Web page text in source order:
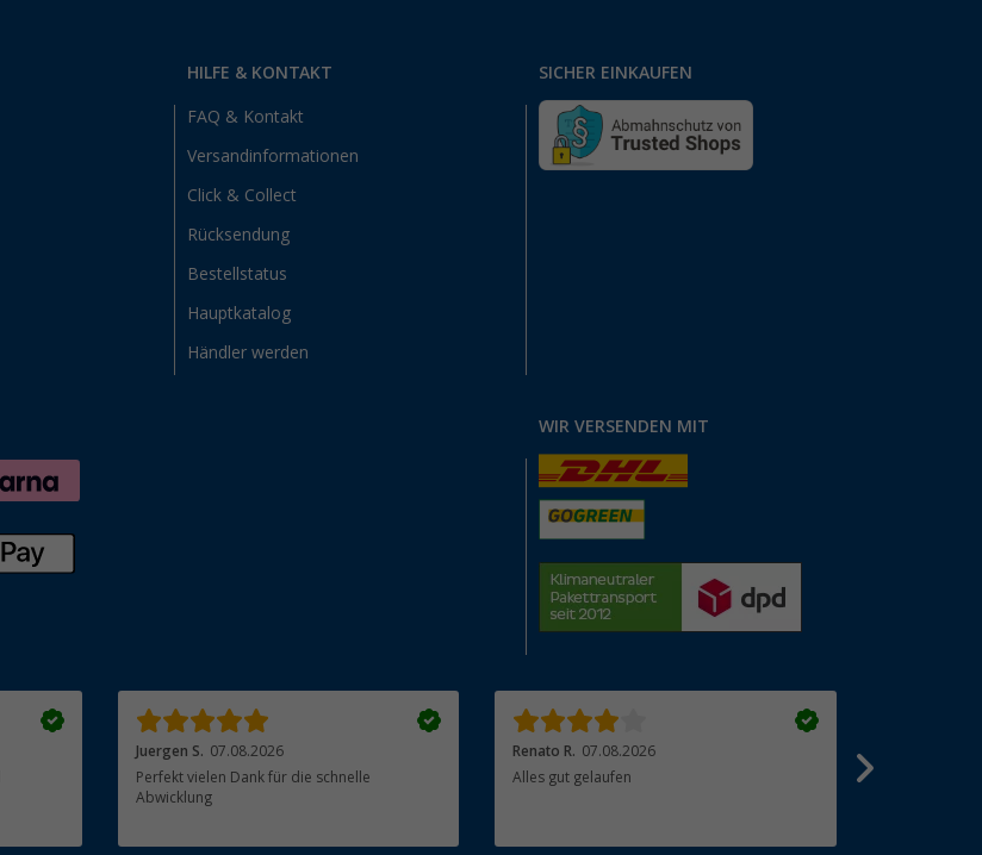
HILFE & KONTAKT
FAQ & Kontakt
Versandinformationen
Click & Collect
Rücksendung
Bestellstatus
Hauptkatalog
Händler werden
SICHER EINKAUFEN
WIR VERSENDEN MIT
Juergen S. 07.08.2026
Perfekt vielen Dank für die schnelle
Abwicklung
Renato R. 07.08.2026
Alles gut gelaufen